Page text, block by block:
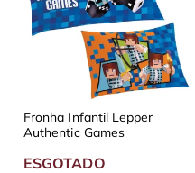
Fronha Infantil Lepper
Authentic Games
ESGOTADO